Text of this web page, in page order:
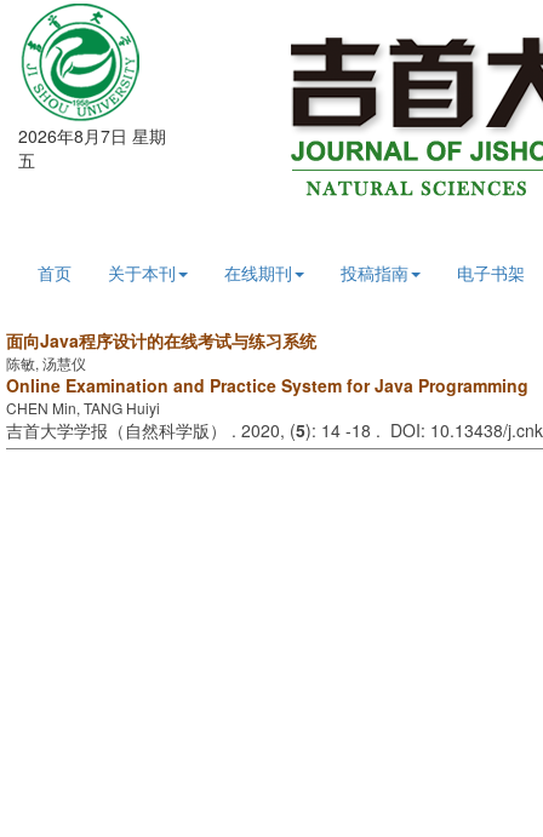
2026年8月7日 星期
五
首页 关于本刊 在线期刊 投稿指南 电子书架
面向Java程序设计的在线考试与练习系统
陈敏, 汤慧仪
Online Examination and Practice System for Java Programming
CHEN Min, TANG Huiyi
吉首大学学报（自然科学版） . 2020, (5): 14 -18 . DOI: 10.13438/